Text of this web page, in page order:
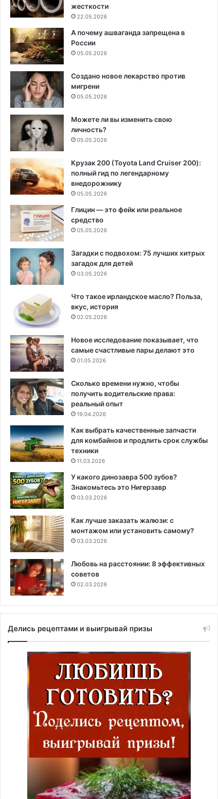
жесткости
22.05.2026
А почему ашваганда запрещена в
России
05.05.2026
Создано новое лекарство против
мигрени
05.05.2026
Можете ли вы изменить свою
личность?
05.05.2026
Крузак 200 (Toyota Land Cruiser 200):
полный гид по легендарному
внедорожнику
05.05.2026
Глицин — это фейк или реальное
средство
05.05.2026
Загадки с подвохом: 75 лучших хитрых
загадок для детей
03.05.2026
Что такое ирландское масло? Польза,
вкус, история
02.05.2026
Новое исследование показывает, что
самые счастливые пары делают это
01.05.2026
Сколько времени нужно, чтобы
получить водительские права:
реальный опыт
19.04.2026
Как выбрать качественные запчасти
для комбайнов и продлить срок службы
техники
11.03.2026
У какого динозавра 500 зубов?
Знакомьтесь это Нигерзавр
03.03.2026
Как лучше заказать жалюзи: с
монтажом или установить самому?
03.03.2026
Любовь на расстоянии: 8 эффективных
советов
02.03.2026
Делись рецептами и выигрывай призы